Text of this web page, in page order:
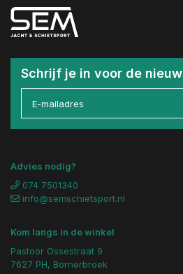
Schrijf je in voor de
Advies nodig?
074 7501340
info@semschietsport.nl
Kom langs in de winkel
Pastoor Ossestraat 9
7627 PH, Bornerbroek